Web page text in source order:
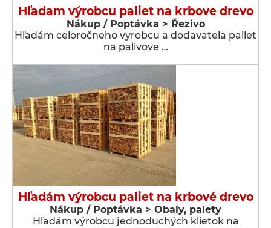
Hľadam výrobcu paliet na krbove drevo
Nákup / Poptávka > Řezivo
Hľadám celoročneho vyrobcu a dodavatela paliet
na palivove …
Hľadám výrobcu paliet na krbové drevo
Nákup / Poptávka > Obaly, palety
Hľadám výrobcu jednoduchých klietok na